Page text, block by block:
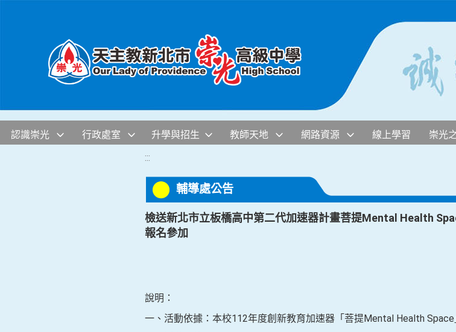
認識崇光 行政處室 升學與招生 教師天地 網路資源 線上學習 崇光
:::
輔導處公告
檢送新北市立板橋高中第二代加速器計畫菩提Mental Health
報名參加
說明：
一、活動依據：本校112年度創新教育加速器「菩提Mental Health Space